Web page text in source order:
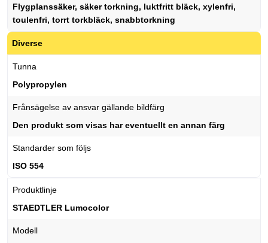
Flygplanssäker, säker torkning, luktfritt bläck, xylenfri,
toulenfri, torrt torkbläck, snabbtorkning
Diverse
Tunna
Polypropylen
Frånsägelse av ansvar gällande bildfärg
Den produkt som visas har eventuellt en annan färg
Standarder som följs
ISO 554
Produktlinje
STAEDTLER Lumocolor
Modell